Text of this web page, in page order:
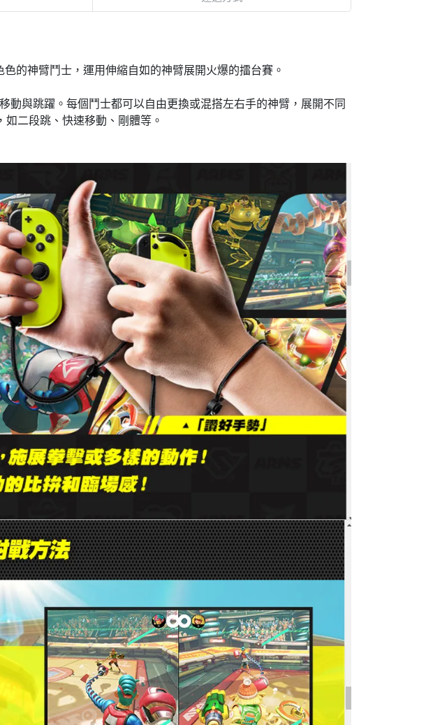
的神臂鬥士，運用伸縮自如的神臂展開火爆的擂台賽。
動與跳躍。每個鬥士都可以自由更換或混搭左右手的神臂，展開不同
二段跳、快速移動、剛體等。